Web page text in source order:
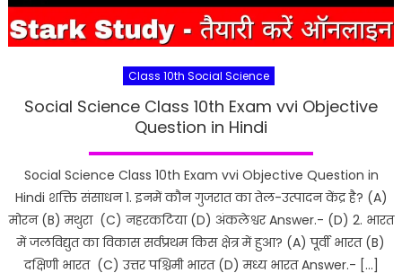
Class 10th Social Science
Social Science Class 10th Exam vvi Objective
Question in Hindi
Social Science Class 10th Exam vvi Objective Question in
Hindi शक्ति संसाधन 1. इनमें कौन गुजरात का तेल-उत्पादन केंद्र है? (A)
मोरन (B) मथुरा (C) नहरकटिया (D) अंकलेश्वर Answer.- (D) 2. भारत
में जलविद्युत का विकास सर्वप्रथम किस क्षेत्र में हुआ? (A) पूर्वी भारत (B)
दक्षिणी भारत (C) उत्तर पश्चिमी भारत (D) मध्य भारत Answer.- […]